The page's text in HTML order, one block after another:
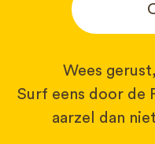
Wees
Surf eens door de
aarzel dan